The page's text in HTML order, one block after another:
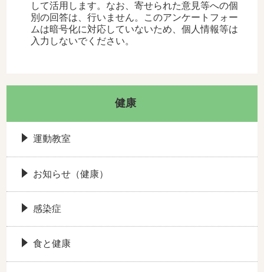
して活用します。なお、寄せられた意見等への個
別の回答は、行いません。このアンケートフォー
ムは暗号化に対応していないため、個人情報等は
入力しないでください。
健康
運動教室
お知らせ（健康）
感染症
食と健康